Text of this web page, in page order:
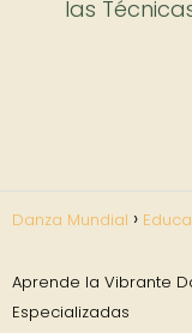
las
Danza Mundial
Aprende la Vibrante
Especializadas